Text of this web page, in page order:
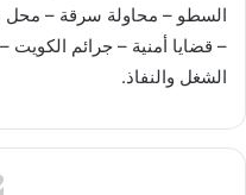
السطو – محاولة سرقة – محل
– قضايا أمنية – جرائم
الشغل والنفاذ.